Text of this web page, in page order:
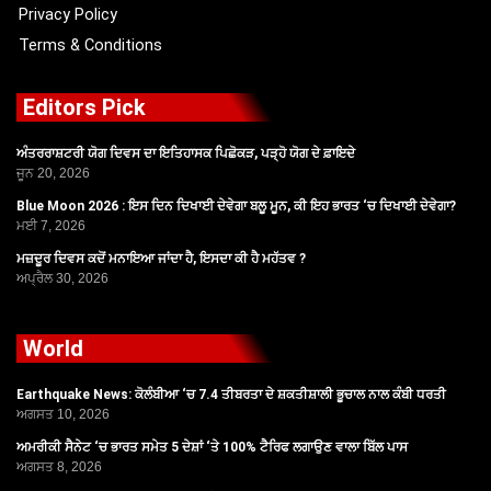
Privacy Policy
Terms & Conditions
Editors Pick
ਅੰਤਰਰਾਸ਼ਟਰੀ ਯੋਗ ਦਿਵਸ ਦਾ ਇਤਿਹਾਸਕ ਪਿਛੋਕੜ, ਪੜ੍ਹੋ ਯੋਗ ਦੇ ਫ਼ਾਇਦੇ
ਜੂਨ 20, 2026
Blue Moon 2026 : ਇਸ ਦਿਨ ਦਿਖਾਈ ਦੇਵੇਗਾ ਬਲੂ ਮੂਨ, ਕੀ ਇਹ ਭਾਰਤ ‘ਚ ਦਿਖਾਈ ਦੇਵੇਗਾ?
ਮਈ 7, 2026
ਮਜ਼ਦੂਰ ਦਿਵਸ ਕਦੋਂ ਮਨਾਇਆ ਜਾਂਦਾ ਹੈ, ਇਸਦਾ ਕੀ ਹੈ ਮਹੱਤਵ ?
ਅਪ੍ਰੈਲ 30, 2026
World
Earthquake News: ਕੋਲੰਬੀਆ ‘ਚ 7.4 ਤੀਬਰਤਾ ਦੇ ਸ਼ਕਤੀਸ਼ਾਲੀ ਭੂਚਾਲ ਨਾਲ ਕੰਬੀ ਧਰਤੀ
ਅਗਸਤ 10, 2026
ਅਮਰੀਕੀ ਸੈਨੇਟ ‘ਚ ਭਾਰਤ ਸਮੇਤ 5 ਦੇਸ਼ਾਂ ‘ਤੇ 100% ਟੈਰਿਫ ਲਗਾਉਣ ਵਾਲਾ ਬਿੱਲ ਪਾਸ
ਅਗਸਤ 8, 2026